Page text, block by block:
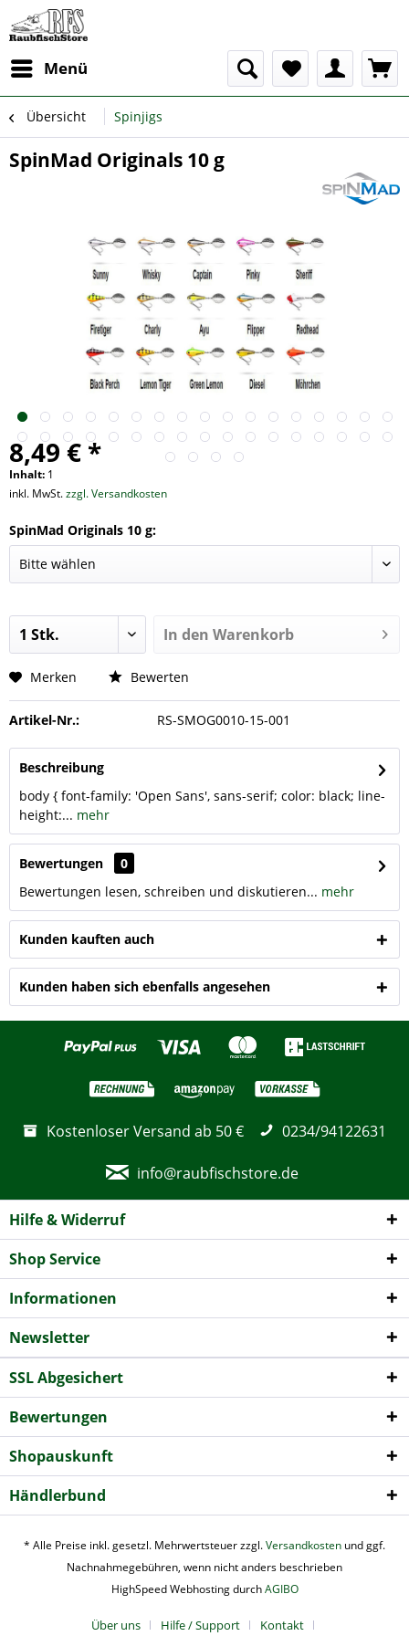
Menü
Übersicht Spinjigs
SpinMad Originals 10 g
8,49 € *
Inhalt: 1
inkl. MwSt.zzgl. Versandkosten
SpinMad Originals 10 g:
In den Warenkorb
Merken Bewerten
Artikel-Nr.: RS-SMOG0010-15-001
Beschreibung
body { font-family: 'Open Sans', sans-serif; color: black; line-
height:... mehr
Bewertungen
0
Bewertungen lesen, schreiben und diskutieren... mehr
Kunden kauften auch
Kunden haben sich ebenfalls angesehen
Kostenloser Versand ab 50 € 0234/94122631
info@raubfischstore.de
Hilfe & Widerruf
Shop Service
Informationen
Newsletter
SSL Abgesichert
Bewertungen
Shopauskunft
Händlerbund
* Alle Preise inkl. gesetzl. Mehrwertsteuer zzgl.Versandkosten und ggf.
Nachnahmegebühren, wenn nicht anders beschrieben
HighSpeed Webhosting durchAGIBO
Über uns Hilfe / Support Kontakt